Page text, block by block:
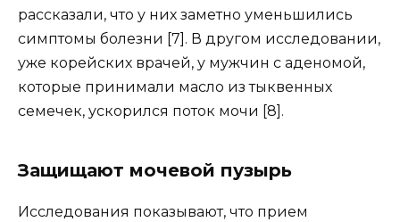
рассказали, что у них заметно уменьшились
симптомы болезни [7]. В другом исследовании,
уже корейских врачей, у мужчин с аденомой,
которые принимали масло из тыквенных
семечек, ускорился поток мочи [8].
Защищают мочевой пузырь
Исследования показывают, что прием